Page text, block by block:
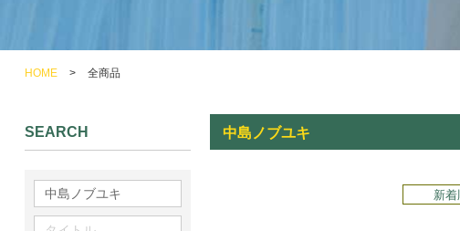
HOME > 全商品
中島ノブユキ
新着
SEARCH